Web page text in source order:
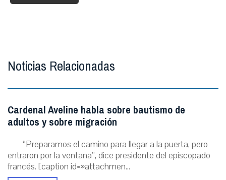
Noticias Relacionadas
Cardenal Aveline habla sobre bautismo de
adultos y sobre migración
“Preparamos el camino para llegar a la puerta, pero
entraron por la ventana”, dice presidente del episcopado
francés. [caption id=»attachmen...